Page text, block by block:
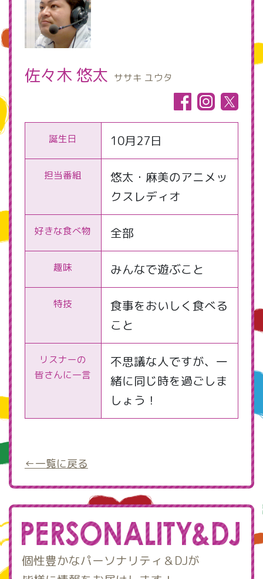
佐々木 悠太 ササキ ユウタ
誕生日 10月27日
担当番組
悠太・麻美のアニメッ
クスレディオ
好きな食べ物 全部
趣味 みんなで遊ぶこと
特技
食事をおいしく食べる
こと
リスナーの
皆さんに一言
不思議な人ですが、一
緒に同じ時を過ごしま
しょう！
←一覧に戻る
個性豊かなパーソナリティ＆DJが